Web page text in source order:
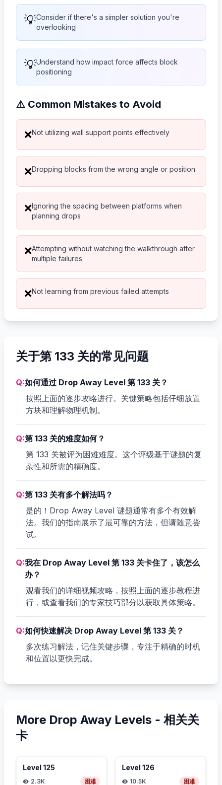
💡Consider if there's a simpler solution you're
overlooking
💡Understand how impact force affects block
positioning
⚠️ Common Mistakes to Avoid
❌Not utilizing wall support points effectively
❌Dropping blocks from the wrong angle or position
❌Ignoring the spacing between platforms when
planning drops
❌Attempting without watching the walkthrough after
multiple failures
❌Not learning from previous failed attempts
关于第 133 关的常见问题
Q:如何通过 Drop Away Level 第 133 关？
按照上面的逐步攻略进行。关键策略包括仔细放置
方块和理解物理机制。
Q:第 133 关的难度如何？
第 133 关被评为困难难度。这个评级基于谜题的复
杂性和所需的精确度。
Q:第 133 关有多个解法吗？
是的！Drop Away Level 谜题通常有多个有效解
法。我们的指南展示了最可靠的方法，但请随意尝
试。
Q:我在 Drop Away Level 第 133 关卡住了，该怎么
办？
观看我们的详细视频攻略，按照上面的逐步教程进
行，或查看我们的专家技巧部分以获取具体策略。
Q:如何快速解决 Drop Away Level 第 133 关？
多次练习解法，记住关键步骤，专注于精确的时机
和位置以更快完成。
More Drop Away Levels - 相关关
卡
Level 125
2.3K 困难
Level 126
10.5K 困难